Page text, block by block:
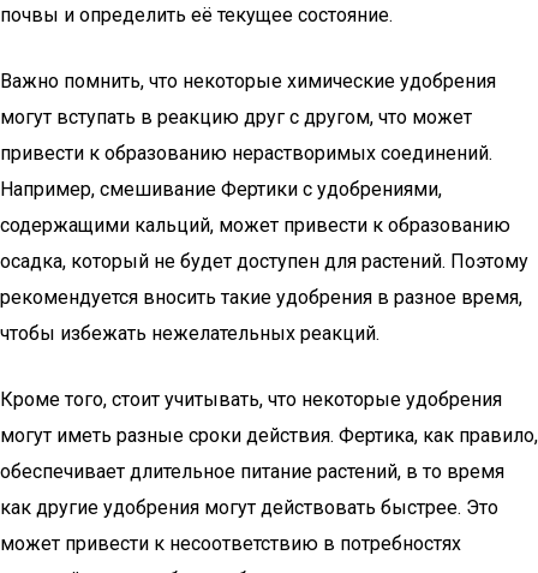
почвы и определить её текущее состояние.
Важно помнить, что некоторые химические удобрения
могут вступать в реакцию друг с другом, что может
привести к образованию нерастворимых соединений.
Например, смешивание Фертики с удобрениями,
содержащими кальций, может привести к образованию
осадка, который не будет доступен для растений. Поэтому
рекомендуется вносить такие удобрения в разное время,
чтобы избежать нежелательных реакций.
Кроме того, стоит учитывать, что некоторые удобрения
могут иметь разные сроки действия. Фертика, как правило,
обеспечивает длительное питание растений, в то время
как другие удобрения могут действовать быстрее. Это
может привести к несоответствию в потребностях